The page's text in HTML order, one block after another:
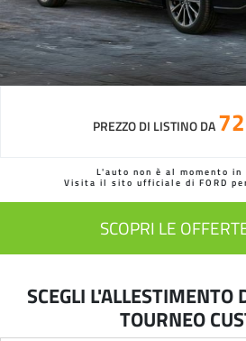
PREZZO DI LISTINO DA
L'auto non è al momento in
Visita il sito ufficiale di FORD
SCOPRI LE
SCEGLI L'ALLESTIMENTO
TOURNEO